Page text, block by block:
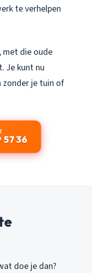
te verhelpen
met die oude
Je kunt nu
zonder je tuin of
57 36
doe je dan?